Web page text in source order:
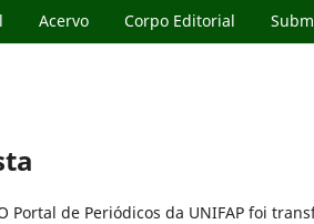
Acervo Corpo Editorial
Portal de Periódicos da UNIFAP foi